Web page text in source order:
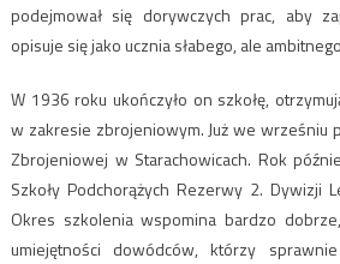
podejmował się dorywczych prac, aby
opisuje się jako ucznia słabego, ale
W 1936 roku ukończyło on szkołę,
w zakresie zbrojeniowym. Już we wrześniu
Zbrojeniowej w Starachowicach. Rok
Szkoły Podchorążych Rezerwy 2. Dywizji
Okres szkolenia wspomina bardzo
umiejętności dowódców, którzy